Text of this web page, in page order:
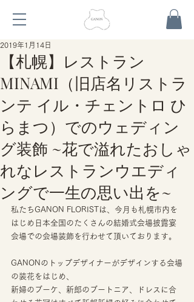
【札幌】レストラン
MINAMI（旧店名リストラ
ンテ イル・チェントロ ひ
らまつ）でのウェディン
グ装飾 ~花で溢れたおしゃ
れなレストランウエディ
ングで一生の思い出を~
2019年1月14日
私たちGANON FLORISTは、今月も札幌市内を
はじめ日本全国のたくさんの結婚式会場披露宴
会場での会場装飾を行わせて頂いております。
GANONのトップデザイナーがデザインする会場
の装花をはじめ、
新婦のブーケ、新郎のブートニア、ドレスに合